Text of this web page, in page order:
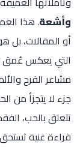
وأشعة. هذا
أو المقالات، بل
التي يعكس عُمق
مشاعر الفرح
جزء لا يتجزأ من
تتعلق بالحب،
قراءة غنية